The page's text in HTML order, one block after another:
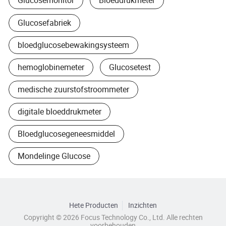
We zullen nauw blijven samenwerken met onze klanten op
een breder terrein, en ons best doen om producten van
hogere kwaliteit te leveren ten voordele van de menselijke
gezondheid.
UW GEZONDHEID IS ONS EEUWIGE STREVEN.
Glucosefabriek
bloedglucosebewakingsysteem
hemoglobinemeter Glucosetest
medische zuurstofstroommeter
digitale bloeddrukmeter
Bloedglucosegeneesmiddel
Mondelinge Glucose
Hete Producten
Inzichten
Copyright © 2026 Focus Technology Co., Ltd. Alle rechten